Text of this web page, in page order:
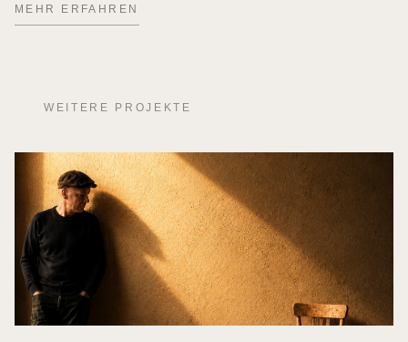
MEHR ERFAHREN
WEITERE PROJEKTE